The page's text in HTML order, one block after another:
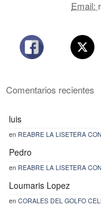
Email:
Comentarios recientes
luis
en REABRE LA LISETERA
Pedro
en REABRE LA LISETERA
Loumaris Lopez
en CORALES DEL GOLFO